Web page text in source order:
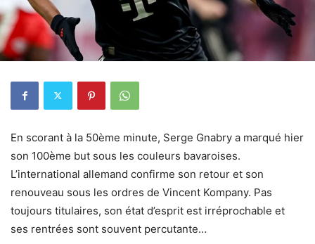
En scorant à la 50ème minute, Serge Gnabry a marqué hier
son 100ème but sous les couleurs bavaroises.
L’international allemand confirme son retour et son
renouveau sous les ordres de Vincent Kompany. Pas
toujours titulaires, son état d’esprit est irréprochable et
ses rentrées sont souvent percutante…